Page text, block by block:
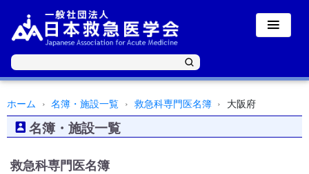
ホーム 名簿・施設一覧 救急科専門医名簿 大阪府
名簿・施設一覧
救急科専門医名簿